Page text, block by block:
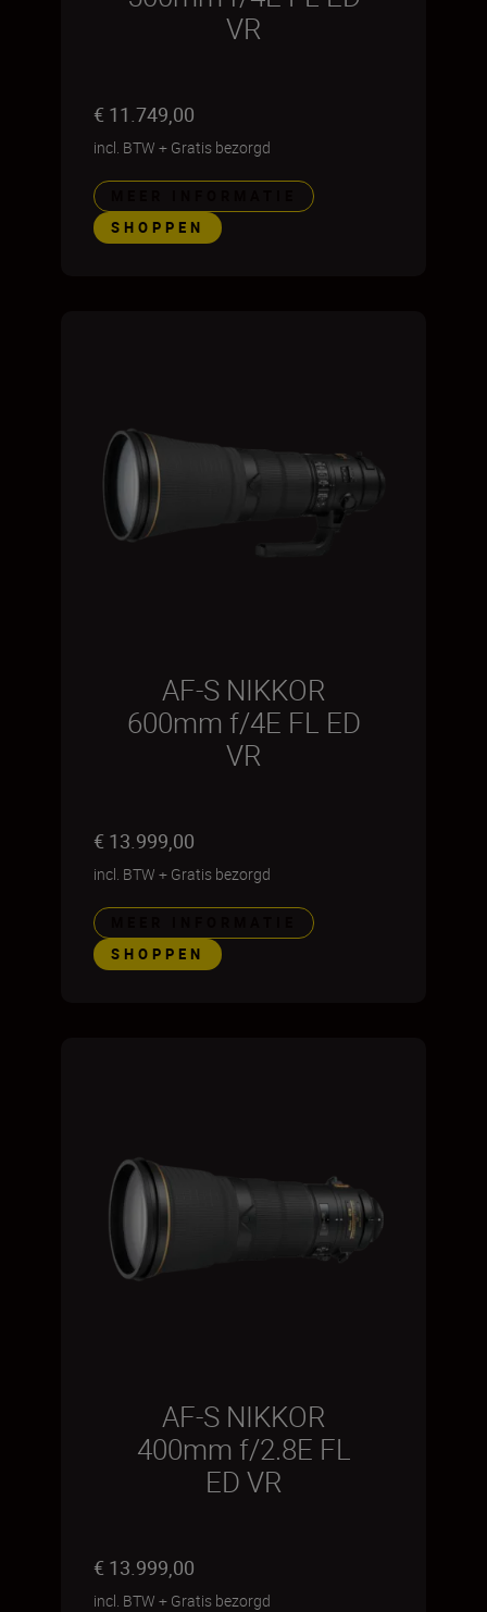
VR
€ 11.749,00
incl. BTW + Gratis bezorgd
SHOPPEN
AF-S NIKKOR
600mm f/4E FL ED
VR
€ 13.999,00
incl. BTW + Gratis bezorgd
SHOPPEN
AF-S NIKKOR
400mm f/2.8E FL
ED VR
€ 13.999,00
incl. BTW + Gratis bezorgd